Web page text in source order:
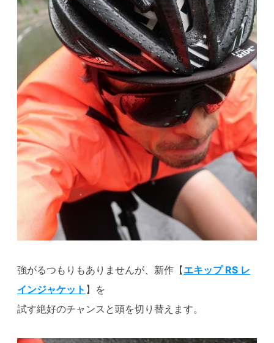
強がるつもりもありませんが、新作【エキップ RS レ
インジャケット 】を
試す絶好のチャンスと頭を切り替えます。